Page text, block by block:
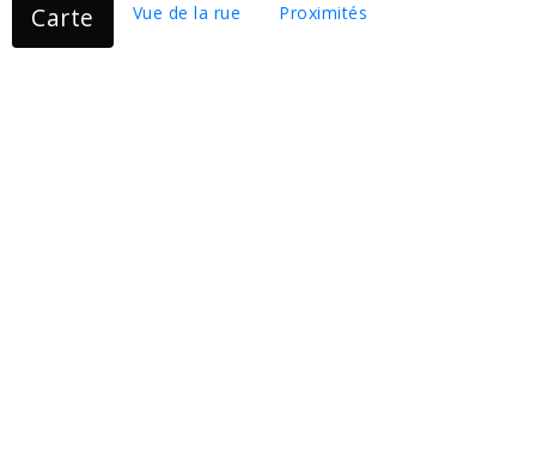
Carte Vue de la rue Proximités